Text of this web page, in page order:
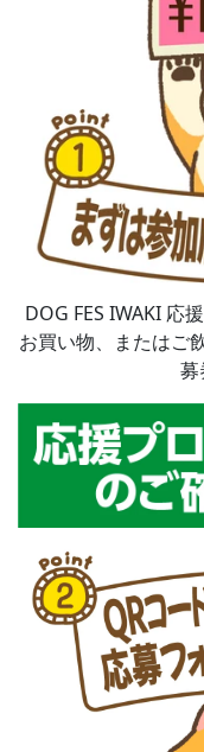
DOG FES IWAKI 応
お買い物、またはご
募